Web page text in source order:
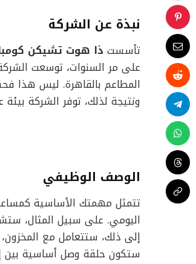
نبذة عن الشركة
تأسست ذا هوت تشيكن
على مر السنوات، توسعت
المطاعم بالقاهرة. ليس هذا
ونتيجة لذلك، توفر الشركة
الوصف الوظيفي
تتمثل مهمتك الأساسية
اليومي. على سبيل المثال،
إلى ذلك، ستتعامل مع
ستكون حلقة وصل أساسية بين